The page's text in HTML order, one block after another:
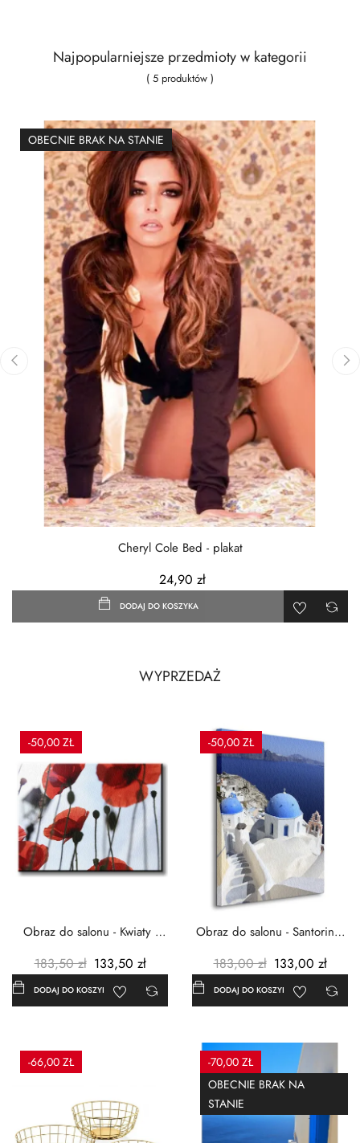
Najpopularniejsze przedmioty w kategorii
( 5 produktów )
OBECNIE BRAK NA STANIE
Cheryl Cole Bed - plakat
24,90 zł
DODAJ DO KOSZYKA
WYPRZEDAŻ
-50,00 ZŁ
Obraz do salonu - Kwiaty -
183,50 zł 133,50 zł
DODAJ DO KOSZYKA
-50,00 ZŁ
Obraz do salonu - Santorini -
183,00 zł 133,00 zł
DODAJ DO KOSZYKA
-66,00 ZŁ
-70,00 ZŁ
OBECNIE BRAK NA
STANIE